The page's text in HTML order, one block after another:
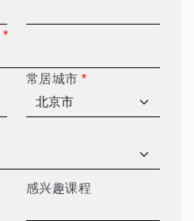
*
常居城市*
感兴趣课程